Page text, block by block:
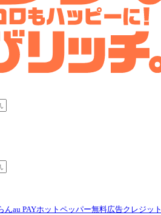
んau PAYホットペッパー無料広告クレジッ